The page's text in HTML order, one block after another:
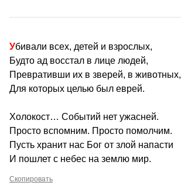
Убивали всех, детей и взрослых,
Будто ад восстал в лице людей,
Превративши их в зверей, в животных,
Для которых целью был еврей.
Холокост… Событий нет ужасней.
Просто вспомним. Просто помолчим.
Пусть хранит нас Бог от злой напасти
И пошлет с небес на землю мир.
Скопировать